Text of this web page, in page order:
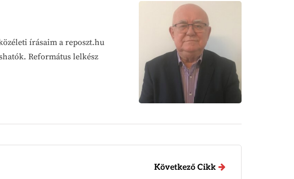
írásaim a reposzt.hu
Református lelkész
Következő Cikk